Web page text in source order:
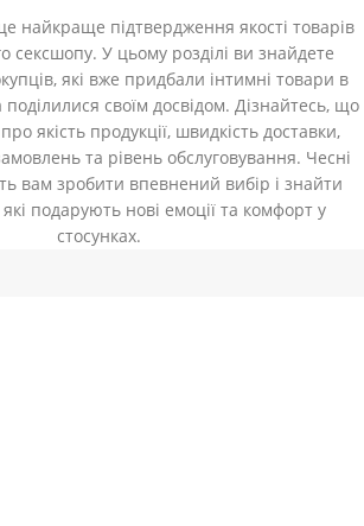
найкраще підтвердження якості товарів
сексшопу. У цьому розділі ви знайдете
які вже придбали інтимні товари в
своїм досвідом. Дізнайтесь, що
якість продукції, швидкість доставки,
та рівень обслуговування. Чесні
вам зробити впевнений вибір і знайти
подарують нові емоції та комфорт у
стосунках.